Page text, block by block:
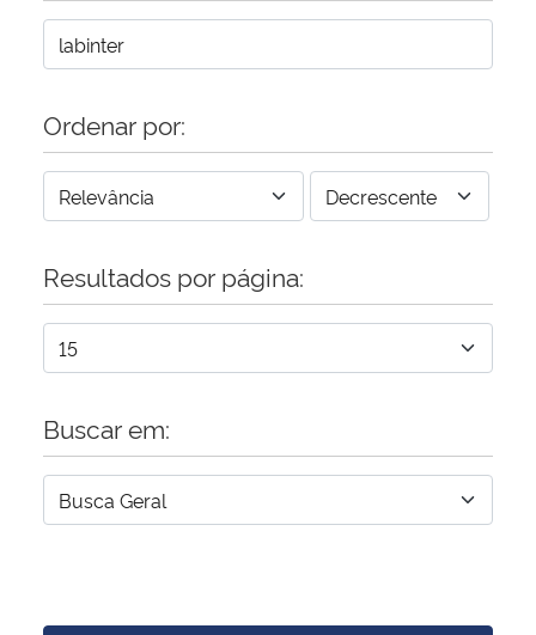
Ordenar por:
Resultados por página:
Buscar em: